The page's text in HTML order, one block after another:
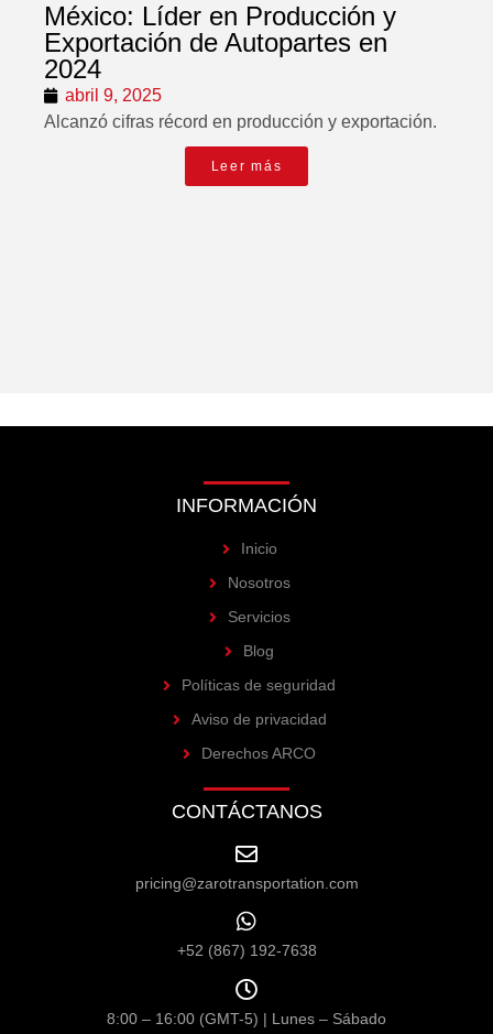
México: Líder en Producción y
Exportación de Autopartes en
2024
abril 9, 2025
Alcanzó cifras récord en producción y exportación.
Leer más
INFORMACIÓN
Inicio
Nosotros
Servicios
Blog
Políticas de seguridad
Aviso de privacidad
Derechos ARCO
CONTÁCTANOS
pricing@zarotransportation.com
+52 (867) 192-7638
8:00 – 16:00 (GMT-5) | Lunes – Sábado